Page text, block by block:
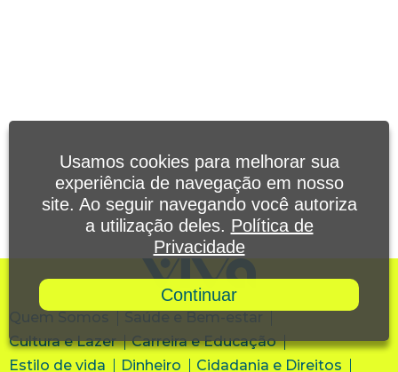
Quem Somos
Saúde e Bem-estar
Cultura e Lazer
Carreira e Educação
Estilo de vida
Dinheiro Cidadania e Direitos
Usamos cookies para melhorar sua
experiência de navegação em nosso
site. Ao seguir navegando você autoriza
a utilização deles. Política de
Privacidade
Continuar